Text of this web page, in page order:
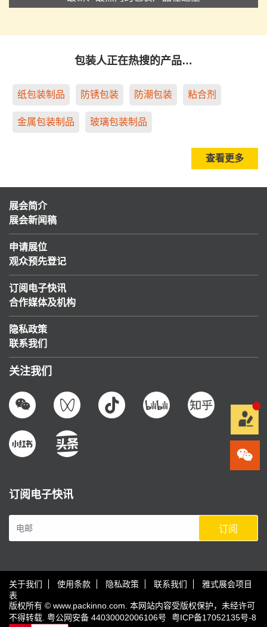
包装人正在热搜的产品…
纸包装制品 防锈包装 防潮包装 粘合剂
金属包装制品 玻璃包装制品
查看更多
展会简介
展会新闻稿
申请展位
观众预先登记
订阅电子快讯
合作媒体及机构
隐私政策
联系我们
关注我们
订阅电子快讯
订阅
关于我们 使用条款 隐私政策 联系我们
雅式展会项目
表
版权所有 © www.packinno.com. 本网站内容受版权保护，未经许可
不得转载. 粤公网安备 44030002006106号 粤ICP备17052135号-8